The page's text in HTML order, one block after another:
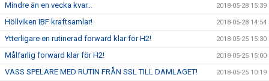
Mindre än en vecka kvar… 2018-05-28 15:39
Höllviken IBF kraftsamlar! 2018-05-28 14:54
Ytterligare en rutinerad forward klar för H2! 2018-05-25 15:30
Målfarlig forward klar för H2! 2018-05-25 15:00
VASS SPELARE MED RUTIN FRÅN SSL TILL DAMLAGET! 2018-05-25 10:19